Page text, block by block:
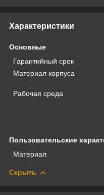
Характеристики
Основные
Гарантийный срок
Материал корпуса
Рабочая среда
Пользовательские
Материал
Скрыть